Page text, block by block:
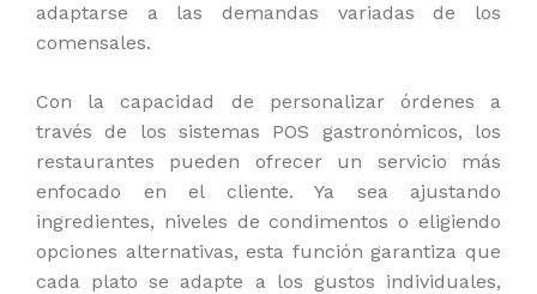
adaptarse a las demandas variadas de los
comensales.
Con la capacidad de personalizar órdenes a
través de los sistemas POS gastronómicos, los
restaurantes pueden ofrecer un servicio más
enfocado en el cliente. Ya sea ajustando
ingredientes, niveles de condimentos o eligiendo
opciones alternativas, esta función garantiza que
cada plato se adapte a los gustos individuales,